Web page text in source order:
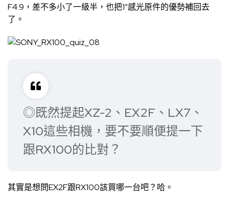
F4.9，差不多小了一級半，也把1”感光原件的優勢補回去
了。
◎既然提起XZ-2、EX2F、LX7、
X10這些相機，要不要順便提一下
跟RX100的比對？
其實是想問EX2F跟RX100該買哪一台吧？哈。